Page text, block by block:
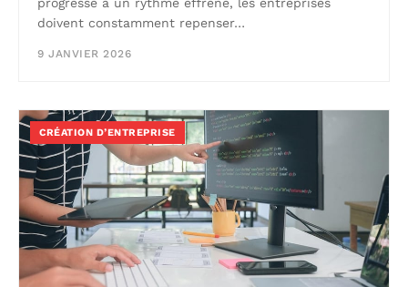
doivent constamment repenser…
9 JANVIER 2026
CRÉATION D’ENTREPRISE